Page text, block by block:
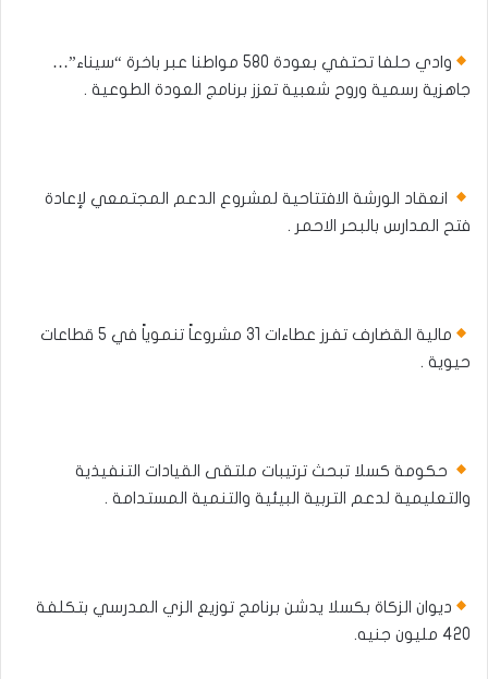
وادي حلفا تحتفي بعودة 580 مواطنا عبر باخرة “سيناء”…
جاهزية رسمية وروح شعبية تعزز برنامج العودة الطوعية .
انعقاد الورشة الافتتاحية لمشروع الدعم المجتمعي لإعادة
فتح المدارس بالبحر الاحمر .
مالية القضارف تفرز عطاءات 31 مشروعاً تنموياً في 5 قطاعات
حيوية .
حكومة كسلا تبحث ترتيبات ملتقى القيادات التنفيذية
والتعليمية لدعم التربية البيئية والتنمية المستدامة .
ديوان الزكاة بكسلا يدشن برنامج توزيع الزي المدرسي بتكلفة
420 مليون جنيه.